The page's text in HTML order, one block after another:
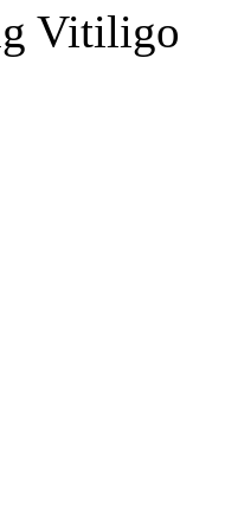
Vitiligo